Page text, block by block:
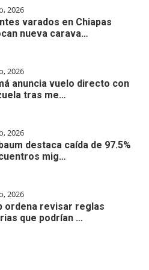
2026
varados en Chiapas
nueva carava…
2026
anuncia vuelo directo con
tras me…
2026
destaca caída de 97.5%
mig…
2026
ordena revisar reglas
que podrían …